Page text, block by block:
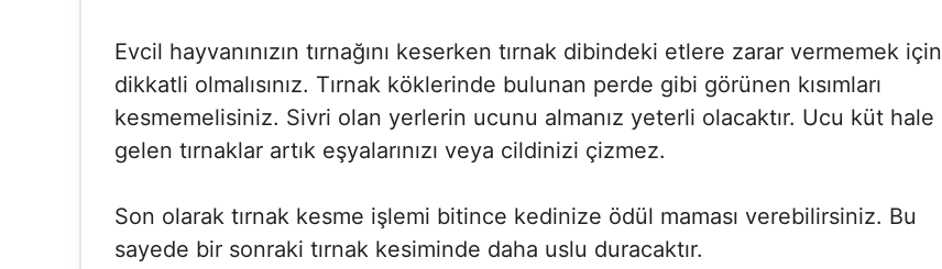
Evcil hayvanınızın tırnağını keserken tırnak dibindeki etlere zarar vermemek için
dikkatli olmalısınız. Tırnak köklerinde bulunan perde gibi görünen kısımları
kesmemelisiniz. Sivri olan yerlerin ucunu almanız yeterli olacaktır. Ucu küt hale
gelen tırnaklar artık eşyalarınızı veya cildinizi çizmez.
Son olarak tırnak kesme işlemi bitince kedinize ödül maması verebilirsiniz. Bu
sayede bir sonraki tırnak kesiminde daha uslu duracaktır.